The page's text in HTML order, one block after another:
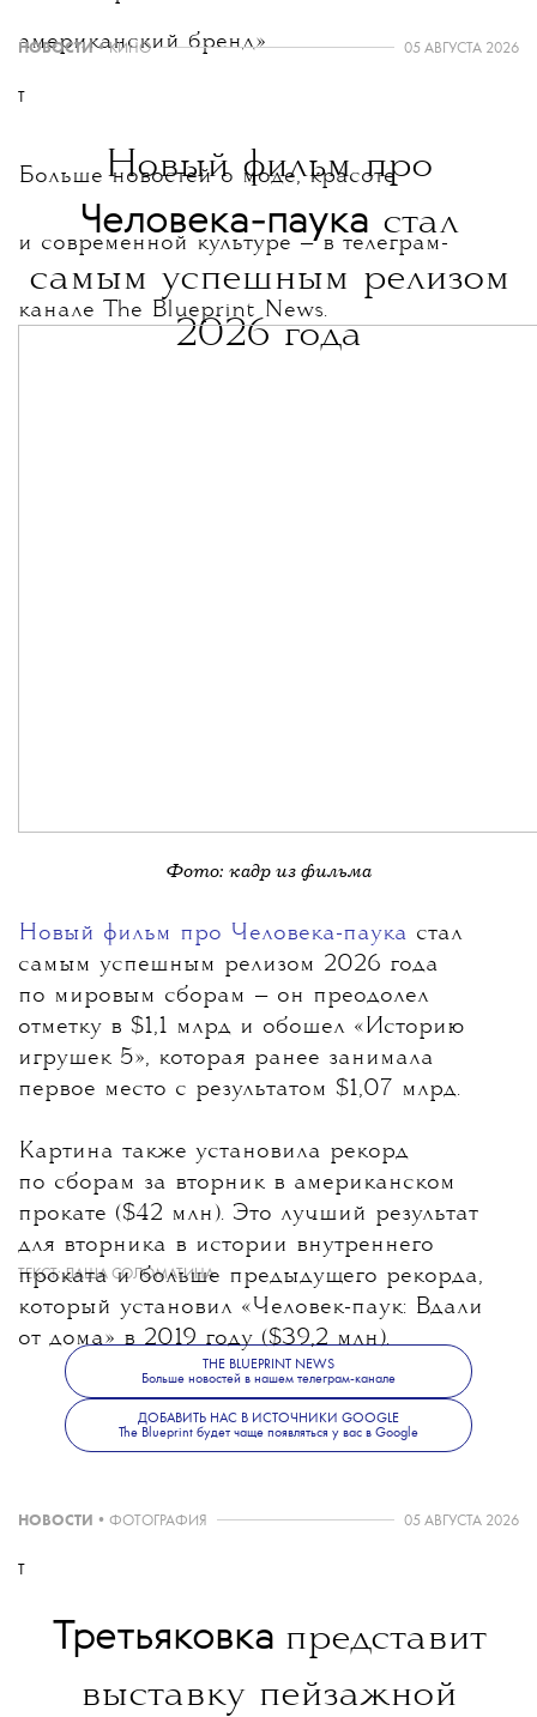
американский бренд».
Больше новостей о моде, красоте
и современной культуре — в телеграм-
канале The Blueprint News.
НОВОСТИ•КИНО 05 АВГУСТА 2026
T
Новый фильм про
Человека-паука стал
самым успешным релизом
2026 года
Фото: кадр из фильма
Новый фильм про Человека-паука стал
самым успешным релизом 2026 года
по мировым сборам — он преодолел
отметку в $1,1 млрд и обошел «Историю
игрушек 5», которая ранее занимала
первое место с результатом $1,07 млрд.
Картина также установила рекорд
по сборам за вторник в американском
прокате ($42 млн). Это лучший результат
для вторника в истории внутреннего
проката и больше предыдущего рекорда,
который установил «Человек-паук: Вдали
от дома» в 2019 году ($39,2 млн).
ТЕКСТ:ДАША СОЛОМАТИНА
THE BLUEPRINT NEWS
Больше новостей в нашем телеграм-канале
ДОБАВИТЬ НАС В ИСТОЧНИКИ GOOGLE
The Blueprint будет чаще появляться у вас в Google
НОВОСТИ • ФОТОГРАФИЯ 05 АВГУСТА 2026
T
Третьяковка представит
выставку пейзажной